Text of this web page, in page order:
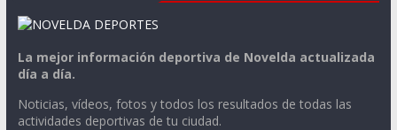
La mejor información deportiva de Novelda actualizada
día a día.
Noticias, vídeos, fotos y todos los resultados de todas las
actividades deportivas de tu ciudad.